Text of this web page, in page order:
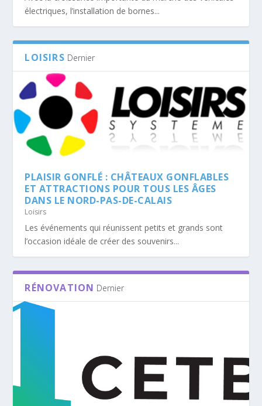
électriques, l’installation de bornes...
LOISIRS Dernier
PLAISIR GONFLÉ : CHÂTEAUX GONFLABLES
ET ATTRACTIONS POUR TOUS LES ÂGES
DANS LE NORD-PAS-DE-CALAIS
Loisirs
Les événements qui réunissent petits et grands sont
l’occasion idéale de créer des souvenirs...
RÉNOVATION Dernier